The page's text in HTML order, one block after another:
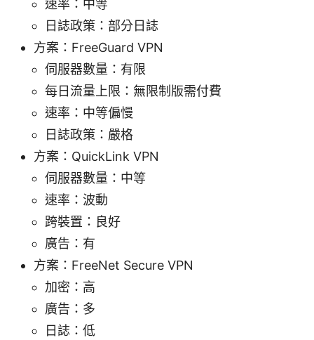
速率：中等
日誌政策：部分日誌
方案：FreeGuard VPN
伺服器數量：有限
每日流量上限：無限制版需付費
速率：中等偏慢
日誌政策：嚴格
方案：QuickLink VPN
伺服器數量：中等
速率：波動
跨裝置：良好
廣告：有
方案：FreeNet Secure VPN
加密：高
廣告：多
日誌：低